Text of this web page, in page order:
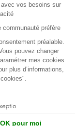
vos besoins sur
préfère
préalable.
pouvez changer
mes cookies
plus d’informations,
OK pour moi